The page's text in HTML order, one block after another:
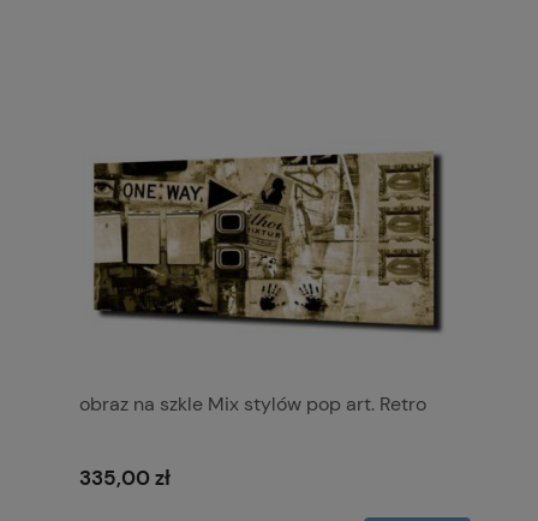
obraz na szkle Mix stylów pop art. Retro
335,00 zł